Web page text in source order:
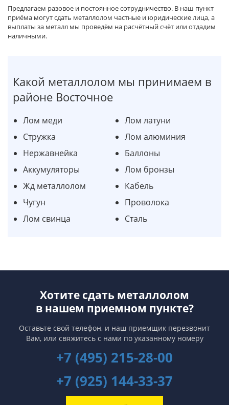
Предлагаем разовое и постоянное сотрудничество. В наш пункт
приёма могут сдать металлолом частные и юридические лица, а
выплаты за металл мы проведём на расчётный счёт или отдадим
наличными.
Какой металлолом мы принимаем в
районе Восточное
Лом меди
Лом латуни
Стружка
Лом алюминия
Нержавнейка
Баллоны
Аккумуляторы
Лом бронзы
Жд металлолом
Кабель
Чугун
Проволока
Лом свинца
Сталь
Хотите сдать металлолом
в нашем приемном пункте?
Оставьте свой телефон, и наш приемщик перезвонит
Вам, или свяжитесь с нами по указанному номеру
+7 (495) 215-28-00
+7 (925) 144-33-37